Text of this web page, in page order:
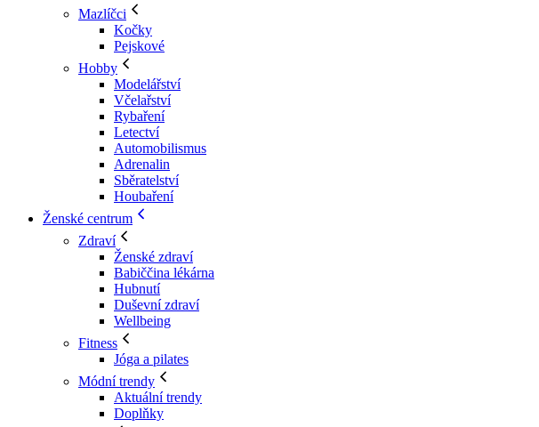
Mazlíčci
Kočky
Pejskové
Hobby
Modelářství
Včelařství
Rybaření
Letectví
Automobilismus
Adrenalin
Sběratelství
Houbaření
Ženské centrum
Zdraví
Ženské zdraví
Babiččina lékárna
Hubnutí
Duševní zdraví
Wellbeing
Fitness
Jóga a pilates
Módní trendy
Aktuální trendy
Doplňky